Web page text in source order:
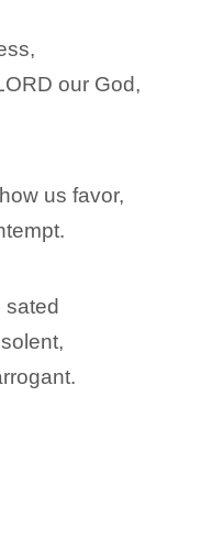
our God,
us favor,
sated